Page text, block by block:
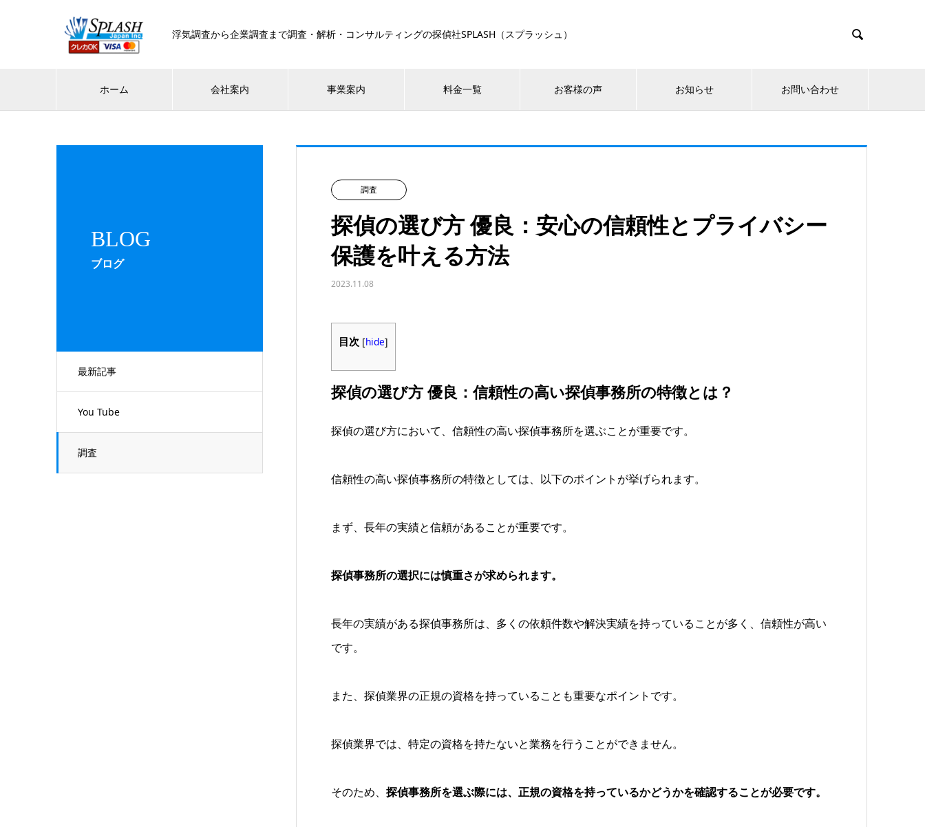
浮気調査から企業調査まで調査・解析・コンサルティングの探偵社SPLASH（スプラッシュ） 
ホーム 会社案内 事業案内 料金一覧 お客様の声 お知らせ お問い合わせ
BLOG
ブログ
最新記事
You Tube
調査
調査
探偵の選び方 優良：安心の信頼性とプライバシー
保護を叶える方法
2023.11.08
目次 [hide]
探偵の選び方 優良：信頼性の高い探偵事務所の特徴とは？
探偵の選び方において、信頼性の高い探偵事務所を選ぶことが重要です。
信頼性の高い探偵事務所の特徴としては、以下のポイントが挙げられます。
まず、長年の実績と信頼があることが重要です。
探偵事務所の選択には慎重さが求められます。
長年の実績がある探偵事務所は、多くの依頼件数や解決実績を持っていることが多く、信頼性が高い
です。
また、探偵業界の正規の資格を持っていることも重要なポイントです。
探偵業界では、特定の資格を持たないと業務を行うことができません。
そのため、 探偵事務所を選ぶ際には、正規の資格を持っているかどうかを確認することが必要です。